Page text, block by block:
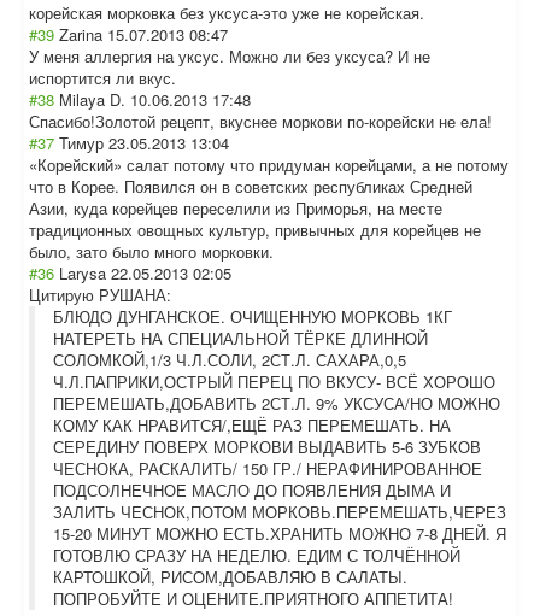
корейская морковка без уксуса-это уже не корейская.
#39 Zarina 15.07.2013 08:47
У меня аллергия на уксус. Можно ли без уксуса? И не
испортится ли вкус.
#38 Milaya D. 10.06.2013 17:48
Спасибо!Золотой рецепт, вкуснее моркови по-корейски не ела!
#37 Тимур 23.05.2013 13:04
«Корейский» салат потому что придуман корейцами, а не потому
что в Корее. Появился он в советских республиках Средней
Азии, куда корейцев переселили из Приморья, на месте
традиционных овощных культур, привычных для корейцев не
было, зато было много морковки.
#36 Larysa 22.05.2013 02:05
Цитирую РУШАНА:
БЛЮДО ДУНГАНСКОЕ. ОЧИЩЕННУЮ МОРКОВЬ 1КГ
НАТЕРЕТЬ НА СПЕЦИАЛЬНОЙ ТЁРКЕ ДЛИННОЙ
СОЛОМКОЙ,1/3 Ч.Л.СОЛИ, 2СТ.Л. САХАРА,0,5
Ч.Л.ПАПРИКИ,ОСТРЫЙ ПЕРЕЦ ПО ВКУСУ- ВСЁ ХОРОШО
ПЕРЕМЕШАТЬ,ДОБАВИТЬ 2СТ.Л. 9% УКСУСА/НО МОЖНО
КОМУ КАК НРАВИТСЯ/,ЕЩЁ РАЗ ПЕРЕМЕШАТЬ. НА
СЕРЕДИНУ ПОВЕРХ МОРКОВИ ВЫДАВИТЬ 5-6 ЗУБКОВ
ЧЕСНОКА, РАСКАЛИТЬ/ 150 ГР./ НЕРАФИНИРОВАННОЕ
ПОДСОЛНЕЧНОЕ МАСЛО ДО ПОЯВЛЕНИЯ ДЫМА И
ЗАЛИТЬ ЧЕСНОК,ПОТОМ МОРКОВЬ.ПЕРЕМЕШАТЬ,ЧЕРЕЗ
15-20 МИНУТ МОЖНО ЕСТЬ.ХРАНИТЬ МОЖНО 7-8 ДНЕЙ. Я
ГОТОВЛЮ СРАЗУ НА НЕДЕЛЮ. ЕДИМ С ТОЛЧЁННОЙ
КАРТОШКОЙ, РИСОМ,ДОБАВЛЯЮ В САЛАТЫ.
ПОПРОБУЙТЕ И ОЦЕНИТЕ.ПРИЯТНОГО АППЕТИТА!